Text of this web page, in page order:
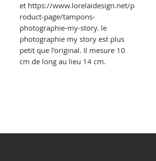
et https://www.lorelaidesign.net/p
roduct-page/tampons-
photographie-my-story. le
photographie my story est plus
petit que l'original. Il mesure 10
cm de long au lieu 14 cm.